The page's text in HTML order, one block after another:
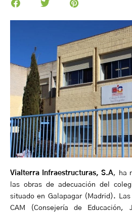
Vialterra Infraestructuras, S.A, ha
las obras de adecuación del
situado en Galapagar (Madrid).
CAM (Consejería de Educación,